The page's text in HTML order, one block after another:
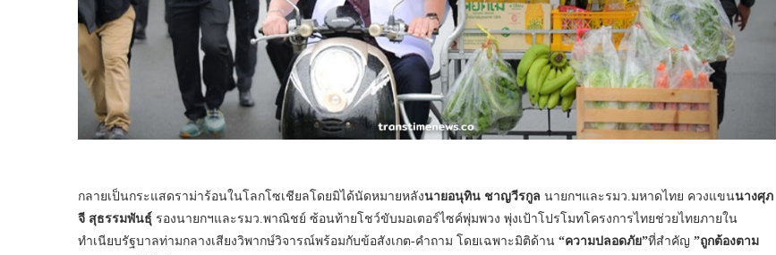
กลายเป็นกระแสดราม่าร้อนในโลกโซเชียลโดยมิได้นัดหมายหลังนายอนุทิน ชาญวีรกูล นายกฯและรมว.มหาดไทย ควงแขนนางศุภ
จี สุธรรมพันธุ์ รองนายกฯและรมว.พาณิชย์ ซ้อนท้ายโชว์ขับมอเตอร์ไซค์พุ่มพวง พุ่งเป้าโปรโมทโครงการไทยช่วยไทยภายใน
ทำเนียบรัฐบาลท่ามกลางเสียงวิพากษ์วิจารณ์พร้อมกับข้อสังเกต-คำถาม โดยเฉพาะมิติด้าน “ความปลอดภัย”ที่สำคัญ ”ถูกต้องตาม